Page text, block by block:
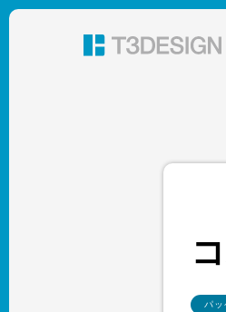
東京都渋谷のパッケ
パッ